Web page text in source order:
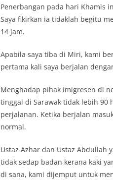
Penerbangan pada hari Khamis
Saya fikirkan ia tidaklah begitu
14 jam.
Apabila saya tiba di Miri, kami
pertama kali saya berjalan
Menghadap pihak imigresen di
tinggal di Sarawak tidak lebih
perjalanan. Ketika berjalan
normal.
Ustaz Azhar dan Ustaz Abdullah
tidak sedap badan kerana kaki
di sana, kami dijemput untuk